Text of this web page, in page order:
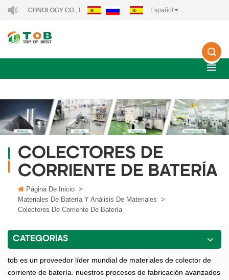
TECHNOLOGY CO., LTD.. Español
COLECTORES DE
CORRIENTE DE BATERÍA
Página De Inicio >
Materiales De Batería Y Análisis De Materiales >
Colectores De Corriente De Batería
CATEGORÍAS
tob es un proveedor líder mundial de materiales de colector de
corriente de batería. nuestros procesos de fabricación avanzados